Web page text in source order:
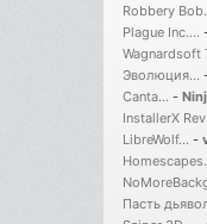
Robbery
Plague Inc....
Wagnardsoft
Эволюция...
Canta... -
InstallerX Rev
LibreWolf... -
Пасть